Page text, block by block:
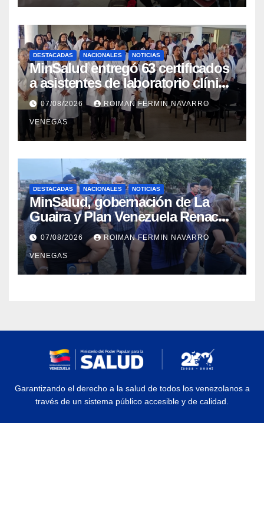
DESTACADAS NACIONALES NOTICIAS
MinSalud entregó 63 certificados
a asistentes de laboratorio clínico
para garantizar respaldo legal y
profesional
07/08/2026 ROIMAN FERMIN NAVARRO
VENEGAS
DESTACADAS NACIONALES NOTICIAS
MinSalud, gobernación de La
Guaira y Plan Venezuela Renace
iniciaron la rehabilitación integral
del Centro Psicofamiliar El Niño y
el Mar
07/08/2026 ROIMAN FERMIN NAVARRO
VENEGAS
Garantizando el derecho a la salud de todos los venezolanos a
través de un sistema público accesible y de calidad.